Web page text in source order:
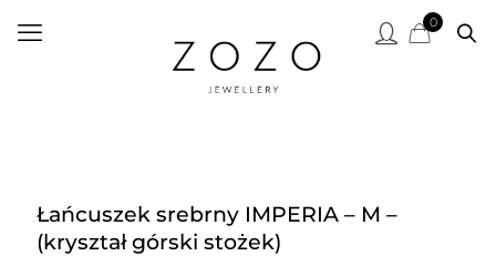
0
Łańcuszek srebrny IMPERIA – M –
(kryształ górski stożek)